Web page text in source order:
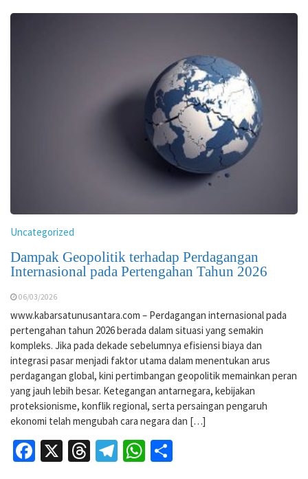
Uncategorized
Dampak Geopolitik terhadap Perdagangan
Internasional pada Pertengahan Tahun 2026
06/03/2026
www.kabarsatunusantara.com – Perdagangan internasional pada
pertengahan tahun 2026 berada dalam situasi yang semakin
kompleks. Jika pada dekade sebelumnya efisiensi biaya dan
integrasi pasar menjadi faktor utama dalam menentukan arus
perdagangan global, kini pertimbangan geopolitik memainkan peran
yang jauh lebih besar. Ketegangan antarnegara, kebijakan
proteksionisme, konflik regional, serta persaingan pengaruh
ekonomi telah mengubah cara negara dan […]
Facebook
X Threads
Telegram
WhatsApp